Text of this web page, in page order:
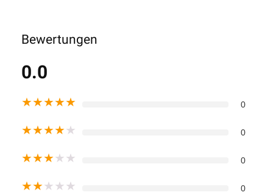
Bewertungen
0.0
★★★★★ 0
★★★★★ 0
★★★★★ 0
★★★★★ 0